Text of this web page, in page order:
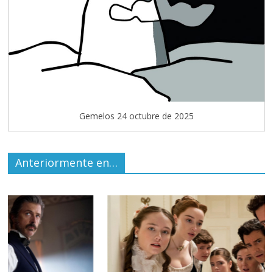
Gemelos 24 octubre de 2025
Anteriormente en…